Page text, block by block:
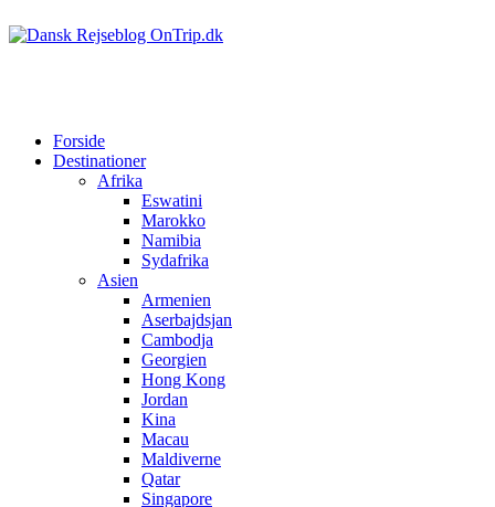
Forside
Destinationer
Afrika
Eswatini
Marokko
Namibia
Sydafrika
Asien
Armenien
Aserbajdsjan
Cambodja
Georgien
Hong Kong
Jordan
Kina
Macau
Maldiverne
Qatar
Singapore